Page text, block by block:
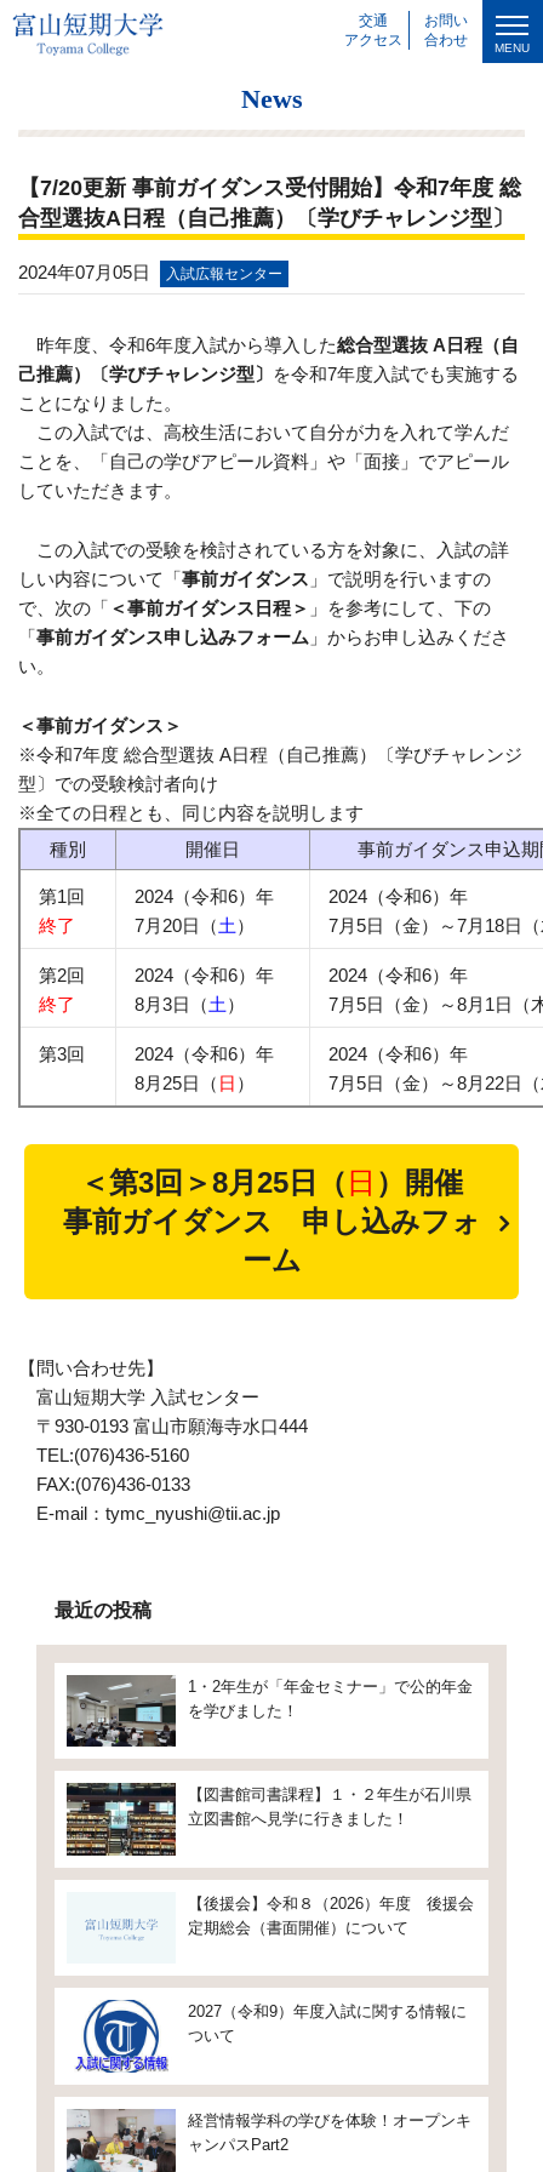
交通
アクセス
お問い
合わせ
MENU
News
【7/20更新 事前ガイダンス受付開始】令和7年度 総
合型選抜A日程（自己推薦）〔学びチャレンジ型〕
2024年07月05日 入試広報センター
昨年度、令和6年度入試から導入した総合型選抜 A日程（自
己推薦）〔学びチャレンジ型〕 を令和7年度入試でも実施する
ことになりました。
この入試では、高校生活において自分が力を入れて学んだ
ことを、「自己の学びアピール資料」や「面接」でアピール
していただきます。
この入試での受験を検討されている方を対象に、入試の詳
しい内容について「事前ガイダンス 」で説明を行いますの
で、次の「 ＜事前ガイダンス日程＞ 」を参考にして、下の
「事前ガイダンス申し込みフォーム 」からお申し込みくださ
い。
＜事前ガイダンス＞
※令和7年度 総合型選抜 A日程（自己推薦）〔学びチャレンジ
型〕での受験検討者向け
※全ての日程とも、同じ内容を説明します
種別
開催日 事前ガイダンス申込期
第1回
終了
2024（令和6）年
7月20日（土 ）
2024（令和6）年
7月5日（金）～7月18日
第2回
終了
2024（令和6）年
8月3日（土 ）
2024（令和6）年
7月5日（金）～8月1日（
第3回
2024（令和6）年
8月25日（ 日 ）
2024（令和6）年
7月5日（金）～8月22日
＜第3回＞8月25日（ 日 ）開催
事前ガイダンス 申し込みフォ
ーム
【問い合わせ先】
富山短期大学 入試センター
〒930-0193 富山市願海寺水口444
TEL:(076)436-5160
FAX:(076)436-0133
E-mail：tymc_nyushi@tii.ac.jp
最近の投稿
1・2年生が「年金セミナー」で公的年金
を学びました！
【図書館司書課程】１・２年生が石川県
立図書館へ見学に行きました！
【後援会】令和８（2026）年度 後援会
定期総会（書面開催）について
2027（令和9）年度入試に関する情報に
ついて
経営情報学科の学びを体験！オープンキ
ャンパスPart2